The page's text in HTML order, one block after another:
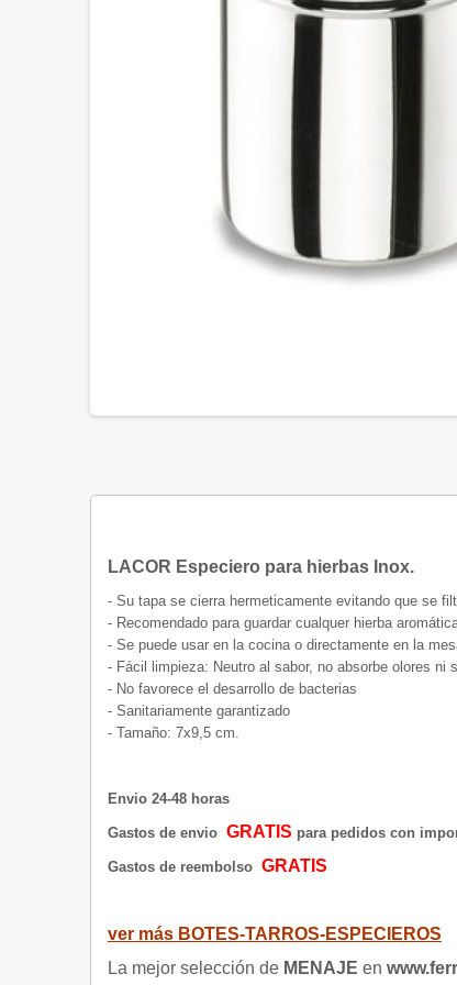
LACOR Especiero para hierbas Inox.
- Su tapa se cierra hermeticamente evitando que se
- Recomendado para guardar cualquer hierba
- Se puede usar en la cocina o directamente en la
- Fácil limpieza: Neutro al sabor, no absorbe olores ni
- No favorece el desarrollo de bacterias
- Sanitariamente garantizado
- Tamaño: 7x9,5 cm.
Envio 24-48 horas
Gastos de envio GRATIS para pedidos con
Gastos de reembolso GRATIS
ver más BOTES-TARROS-ESPECIEROS
La mejor selección de MENAJE en